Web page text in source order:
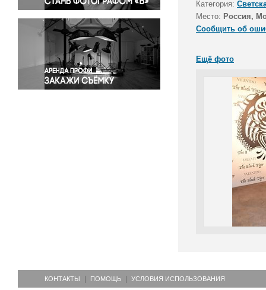
Религия
Светская жизнь
Спорт
Экология
Экономика и бизнес
Категория:
Место: Россия,
Сообщить об
Ещё фото
КОНТАКТЫ ПОМОЩЬ УСЛОВИЯ ИСПОЛЬЗОВАНИЯ